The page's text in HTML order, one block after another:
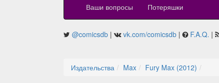
Ваши вопросы Потеряшки
@comicsdb | vk.com/comicsdb | F.A.Q. |
Издательства Max Fury Max (2012)